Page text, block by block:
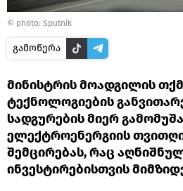
© photo: Sputnik
გამოწერა
მინისტრის მოადგილის
ტექნოლოგიების
სადგურების მიერ
ელექტროენერგიის
შემცირებას, რაც
ინვესტირებისთვის